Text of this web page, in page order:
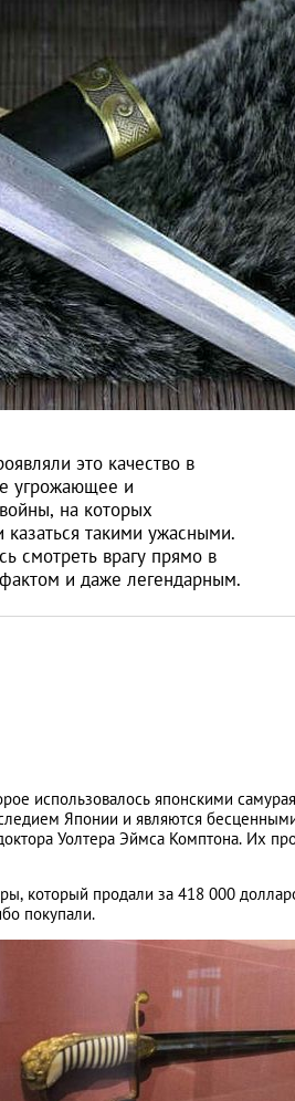
это качество в
угрожающее и
на которых
казаться такими ужасными.
смотреть врагу прямо в
и даже легендарным.
использовалось японскими
Японии и являются
Уолтера Эймса Комптона. Их
который продали за 418 000
покупали.